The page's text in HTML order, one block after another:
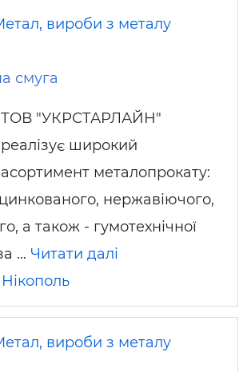
вироби з металу
смуга
ТОВ "УКРСТАРЛАЙН"
реалізує широкий
асортимент металопрокату:
нержавіючого,
а також - гумотехнічної
… Читати далі
Нікополь
вироби з металу